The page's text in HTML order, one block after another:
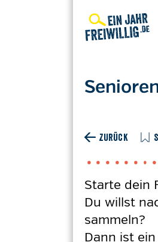
ZURÜCK
Starte dein
Du willst
sammeln?
Dann ist